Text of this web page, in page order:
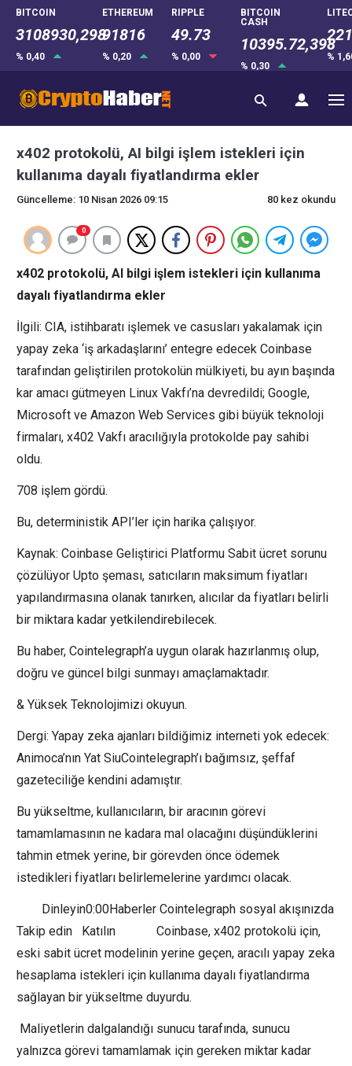
BITCOIN
3108930,298
% 0,40
ETHEREUM
91816
% 0,20
RIPPLE
49.73
% 0,00
BITCOIN
CASH
10395.72,398
% 0,30
%
x402 protokolü, AI bilgi işlem istekleri için
kullanıma dayalı fiyatlandırma ekler
Güncelleme: 10 Nisan 2026 09:15 80 kez okundu
0
x402 protokolü, AI bilgi işlem istekleri için kullanıma
dayalı fiyatlandırma ekler
İlgili: CIA, istihbaratı işlemek ve casusları yakalamak için
yapay zeka ‘iş arkadaşlarını’ entegre edecek Coinbase
tarafından geliştirilen protokolün mülkiyeti, bu ayın başında
kar amacı gütmeyen Linux Vakfı’na devredildi; Google,
Microsoft ve Amazon Web Services gibi büyük teknoloji
firmaları, x402 Vakfı aracılığıyla protokolde pay sahibi
oldu.
708 işlem gördü.
Bu, deterministik API’ler için harika çalışıyor.
Kaynak: Coinbase Geliştirici Platformu Sabit ücret sorunu
çözülüyor Upto şeması, satıcıların maksimum fiyatları
yapılandırmasına olanak tanırken, alıcılar da fiyatları belirli
bir miktara kadar yetkilendirebilecek.
Bu haber, Cointelegraph’a uygun olarak hazırlanmış olup,
doğru ve güncel bilgi sunmayı amaçlamaktadır.
& Yüksek Teknolojimizi okuyun.
Dergi: Yapay zeka ajanları bildiğimiz interneti yok edecek:
Animoca’nın Yat SiuCointelegraph’ı bağımsız, şeffaf
gazeteciliğe kendini adamıştır.
Bu yükseltme, kullanıcıların, bir aracının görevi
tamamlamasının ne kadara mal olacağını düşündüklerini
tahmin etmek yerine, bir görevden önce ödemek
istedikleri fiyatları belirlemelerine yardımcı olacak.
Dinleyin0:00Haberler Cointelegraph sosyal akışınızda
Takip edin Katılın Coinbase, x402 protokolü için,
eski sabit ücret modelinin yerine geçen, aracılı yapay zeka
hesaplama istekleri için kullanıma dayalı fiyatlandırma
sağlayan bir yükseltme duyurdu.
Maliyetlerin dalgalandığı sunucu tarafında, sunucu
yalnızca görevi tamamlamak için gereken miktar kadar